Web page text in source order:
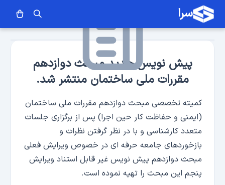
سرا
پیش نویس جدید مبحث دوازدهم
مقررات ملی ساختمان منتشر شد.
کمیته تخصصی مبحث دوازدهم مقررات ملی ساختمان
(ایمنی و حفاظت کار حین اجرا) پس از برگزاری جلسات
متعدد کارشناسی و با در نظر گرفتن نظرات و
بازخوردهای جامعه حرفه ای در خصوص ویرایش فعلی
مبحث دوازدهم پیش نویس غیر قابل استناد ویرایش
پنجم این مبحث را تهیه نموده است.